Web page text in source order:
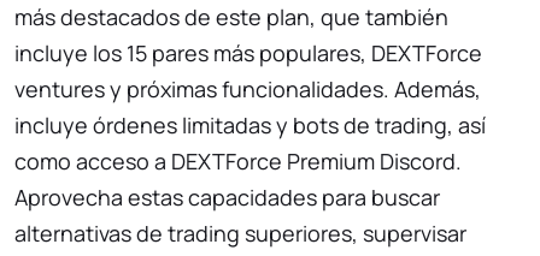
más destacados de este plan, que también
incluye los 15 pares más populares, DEXTForce
ventures y próximas funcionalidades. Además,
incluye órdenes limitadas y bots de trading, así
como acceso a DEXTForce Premium Discord.
Aprovecha estas capacidades para buscar
alternativas de trading superiores, supervisar